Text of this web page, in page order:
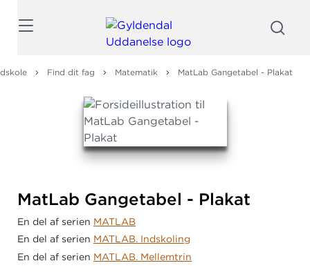
Find dit fag Matematik MatLab Gangetabel - Plakat
MatLab Gangetabel - Plakat
En del af serien MATLAB
En del af serien MATLAB. Indskoling
En del af serien MATLAB. Mellemtrin